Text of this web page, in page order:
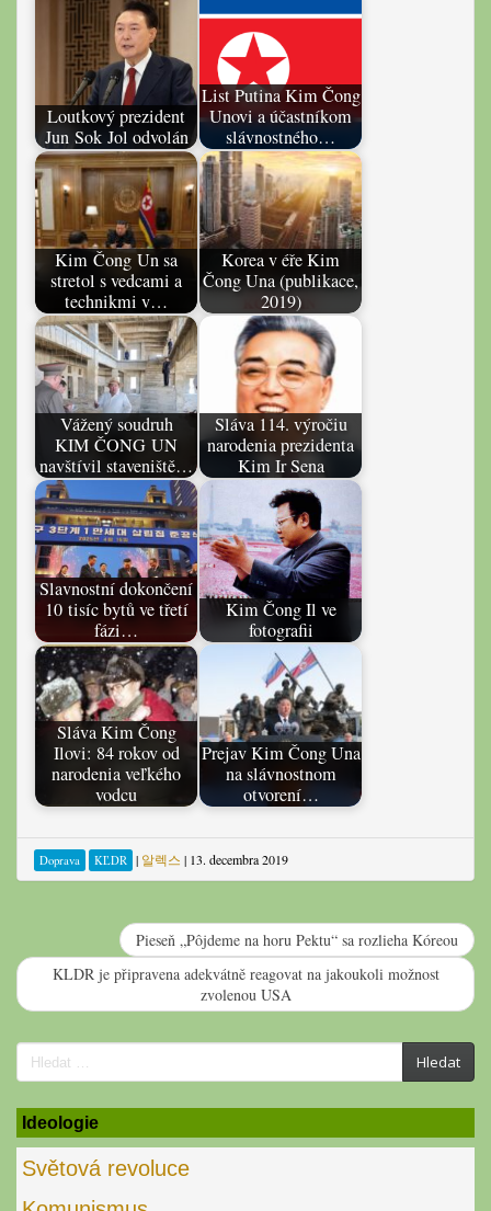
Loutkový prezident
Jun Sok Jol odvolán
List Putina Kim Čong
Unovi a účastníkom
slávnostného…
Kim Čong Un sa
stretol s vedcami a
technikmi v…
Korea v éře Kim
Čong Una (publikace,
2019)
Vážený soudruh
KIM ČONG UN
navštívil staveniště…
Sláva 114. výročiu
narodenia prezidenta
Kim Ir Sena
Slavnostní dokončení
10 tisíc bytů ve třetí
fázi…
Kim Čong Il ve
fotografii
Sláva Kim Čong
Ilovi: 84 rokov od
narodenia veľkého
vodcu
Prejav Kim Čong Una
na slávnostnom
otvorení…
Doprava KĽDR | 알렉스 | 13. decembra 2019
Pieseň „Pôjdeme na horu Pektu“ sa rozlieha Kóreou
KLDR je připravena adekvátně reagovat na jakoukoli možnost
zvolenou USA
Search
for:
Hledat
Ideologie
Světová revoluce